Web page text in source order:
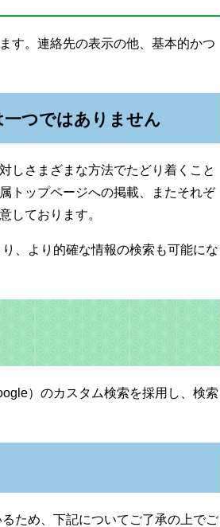
す。連絡先の表示の他、基本的かつ
一つではありません
しさまざまな方法でたどり着くこと
トップページへの掲載、またそれぞ
しております。
、より的確な情報の検索も可能にな
）のカスタム検索を採用し、検索
ため、下記についてご了承の上でご